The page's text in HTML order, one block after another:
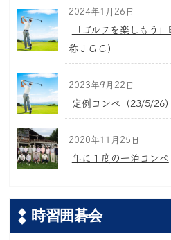
2024年1月26日
「ゴルフを楽しもう
称ＪＧＣ）
2023年9月22日
定例コンペ（23/5/26
2020年11月25日
年に１度の一泊コンペ
時習囲碁会